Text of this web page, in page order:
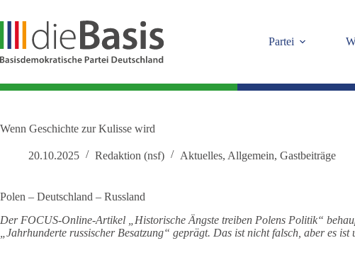
springen
Partei
Wenn Geschichte zur Kulisse wird
20.10.2025 Redaktion (nsf) Aktuelles, Allgemein, Gastbeiträge
Polen – Deutschland – Russland
Der FOCUS-Online-Artikel „Historische Ängste treiben Polens Politik“
„Jahrhunderte russischer Besatzung“ geprägt. Das ist nicht falsch, aber es ist